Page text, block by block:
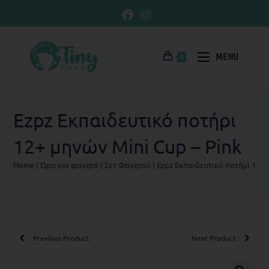
0 MENU
Ezpz Εκπαιδευτικό ποτήρι
12+ μηνών Mini Cup – Pink
Home |Ώρα για φαγητό | Σετ Φαγητού | Ezpz Εκπαιδευτικό ποτήρι
Previous Product Next Product